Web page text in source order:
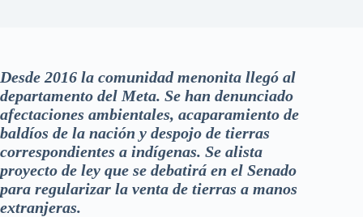
Desde 2016 la comunidad menonita llegó al
departamento del Meta. Se han denunciado
afectaciones ambientales, acaparamiento de
baldíos de la nación y despojo de tierras
correspondientes a indígenas. Se alista
proyecto de ley que se debatirá en el Senado
para regularizar la venta de tierras a manos
extranjeras.